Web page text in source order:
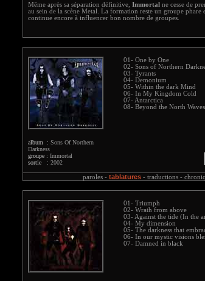
Même après sa séparation définitive, Immortal ne cesse de
au sein de la scène Metal. La formation reste un groupe phare
continue encore à influencer bon nombre de groupes.
album : Sons Of Northern
Darkness
groupe : Immortal
sortie : 2002
01- One by One
02- Sons of Northern
03- Tyrants
04- Demonium
05- Within the dark Mind
06- In My Kingdom Cold
07- Antarctica
08- Beyond the North Waves
paroles - tablatures - traductions -
01- Triumph
02- Wrath from above
03- Against the tide (In the
04- My dimension
05- The darkness that
06- In our mystic visions
07- Damned in black